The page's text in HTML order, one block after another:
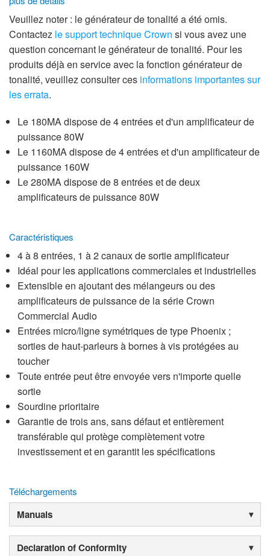
Veuillez noter : le générateur de tonalité a été omis.
Contactez le support technique Crown si vous avez une
question concernant le générateur de tonalité. Pour les
produits déjà en service avec la fonction générateur de
tonalité, veuillez consulter ces informations importantes sur
les errata.
Le 180MA dispose de 4 entrées et d'un amplificateur de
puissance 80W
Le 1160MA dispose de 4 entrées et d'un amplificateur de
puissance 160W
Le 280MA dispose de 8 entrées et de deux
amplificateurs de puissance 80W
Caractéristiques
4 à 8 entrées, 1 à 2 canaux de sortie amplificateur
Idéal pour les applications commerciales et industrielles
Extensible en ajoutant des mélangeurs ou des
amplificateurs de puissance de la série Crown
Commercial Audio
Entrées micro/ligne symétriques de type Phoenix ;
sorties de haut-parleurs à bornes à vis protégées au
toucher
Toute entrée peut être envoyée vers n'importe quelle
sortie
Sourdine prioritaire
Garantie de trois ans, sans défaut et entièrement
transférable qui protège complètement votre
investissement et en garantit les spécifications
Téléchargements
Manuals
Declaration of Conformity